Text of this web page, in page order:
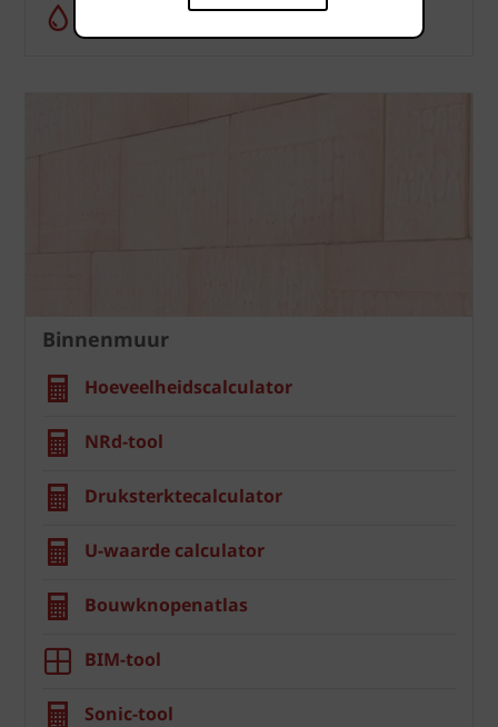
Regenwatercalculator
Binnenmuur
Hoeveelheidscalculator
NRd-tool
Druksterktecalculator
U-waarde calculator
Bouwknopenatlas
BIM-tool
Sonic-tool